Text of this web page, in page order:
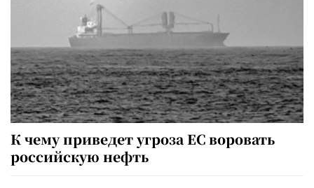
К чему приведет угроза ЕС воровать
российскую нефть